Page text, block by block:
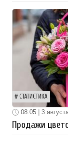
СТАТИСТИКА
08:05 | 3
Продажи